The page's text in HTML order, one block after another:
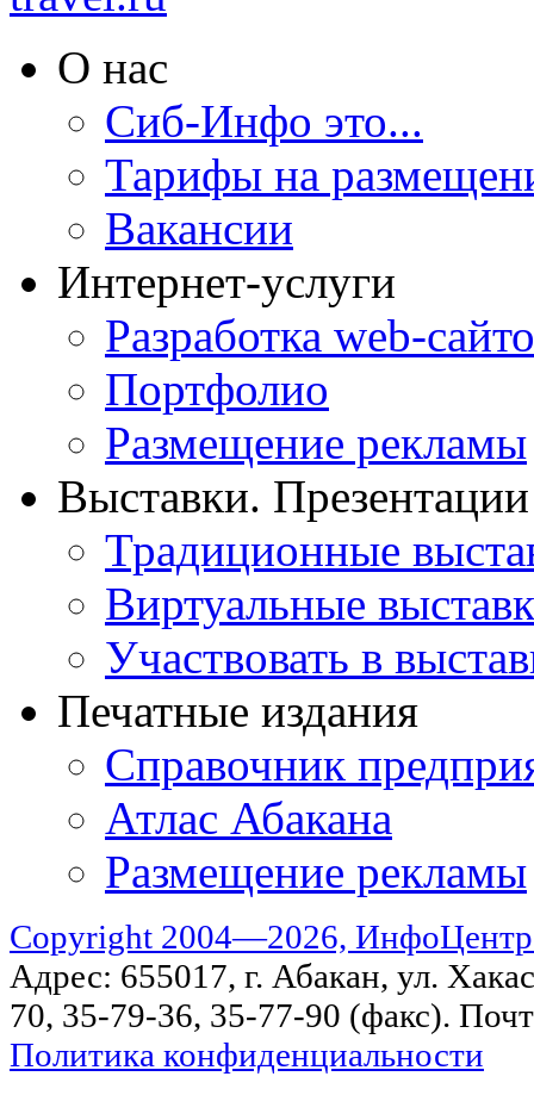
О нас
Сиб-Инфо это...
Тарифы на
Вакансии
Интернет-услуги
Разработка web-
Портфолио
Размещение рекламы
Выставки. Презентации
Традиционные
Виртуальные
Участвовать в
Печатные издания
Справочник
Атлас Абакана
Размещение рекламы
Copyright 2004—2026,
Адрес: 655017, г. Абакан, ул.
70, 35-79-36, 35-77-90 (факс).
Политика конфиденциальности